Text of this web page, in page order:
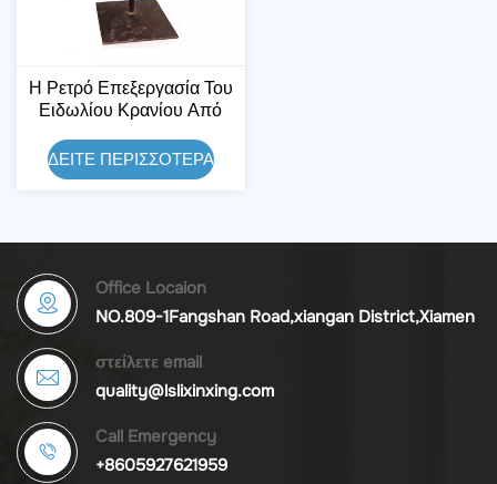
Η Ρετρό Επεξεργασία Του
Ειδωλίου Κρανίου Από
ΔΕΙΤΕ ΠΕΡΙΣΣΟΤΕΡΑ
Office Locaion
NO.809-1Fangshan Road,xiangan District,Xiamen
στείλετε email
quality@lslixinxing.com
Call Emergency
+8605927621959